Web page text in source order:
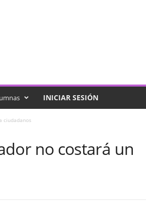
INICIAR SESIÓN
ciudadanos
no costará un